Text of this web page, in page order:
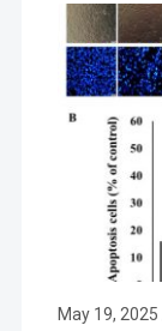
May 19, 2025